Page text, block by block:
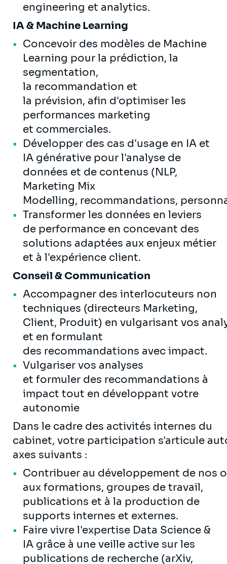
engineering et analytics.
IA & Machine Learning
Concevoir des modèles de Machine
Learning pour la prédiction, la
segmentation,
la recommandation et
la prévision, afin d'optimiser les
performances marketing
et commerciales.
Développer des cas d'usage en IA et
IA générative pour l'analyse de
données et de contenus (NLP,
Marketing Mix
Modelling, recommandations,
Transformer les données en leviers
de performance en concevant des
solutions adaptées aux enjeux métier
et à l'expérience client.
Conseil & Communication
Accompagner des interlocuteurs non
techniques (directeurs Marketing,
Client, Produit) en vulgarisant vos
et en formulant
des recommandations avec impact.
Vulgariser vos analyses
et formuler des recommandations à
impact tout en développant votre
autonomie
Dans le cadre des activités internes du
cabinet, votre participation s'articule
axes suivants :
Contribuer au développement de nos
aux formations, groupes de travail,
publications et à la production de
supports internes et externes.
Faire vivre l'expertise Data Science &
IA grâce à une veille active sur les
publications de recherche (arXiv,